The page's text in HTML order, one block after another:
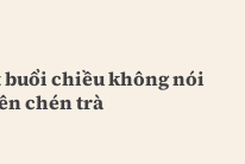
buổi chiều không nói
chén trà